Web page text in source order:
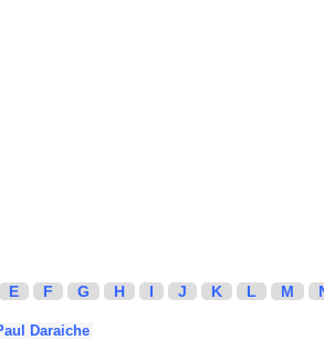
E F G H I J K L M
Daraiche